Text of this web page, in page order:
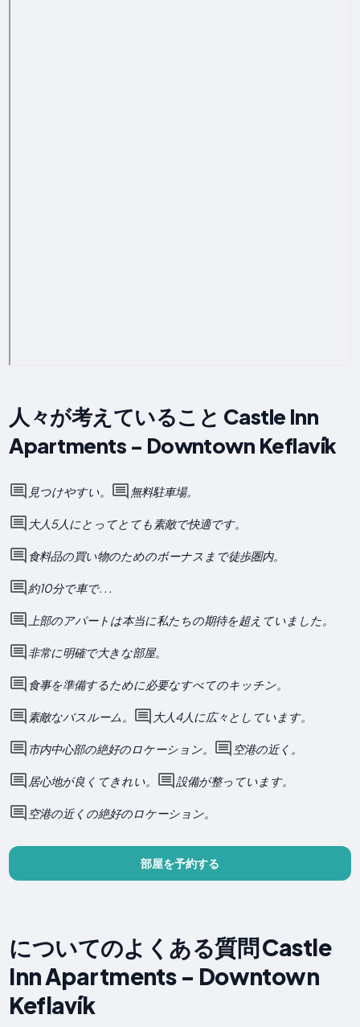
人々が考えていること Castle Inn
Apartments - Downtown Keflavík
見つけやすい。 無料駐車場。
大人5人にとってとても素敵で快適です。
食料品の買い物のためのボーナスまで徒歩圏内。
約10分で車で. . .
上部のアパートは本当に私たちの期待を超えていました。
非常に明確で大きな部屋。
食事を準備するために必要なすべてのキッチン。
素敵なバスルーム。 大人4人に広々としています。
市内中心部の絶好のロケーション。 空港の近く。
居心地が良くてきれい。 設備が整っています。
空港の近くの絶好のロケーション。
部屋を予約する
についてのよくある質問 Castle
Inn Apartments - Downtown
Keflavík